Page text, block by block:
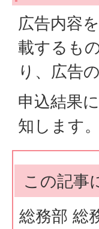
広告内容
載するも
り、広告
申込結果
知します。
この記事
総務部 総